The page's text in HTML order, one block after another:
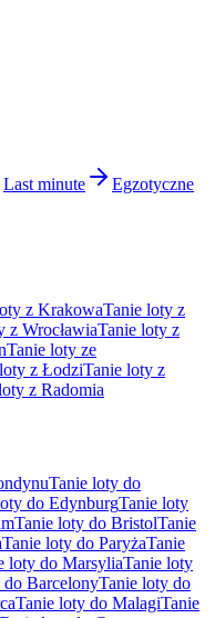
Last minute
Egzotyczne
z KrakowaTanie loty z
z WrocławiaTanie loty z
Tanie loty ze
z ŁodziTanie loty z
z Radomia
Tanie loty do
do EdynburgTanie loty
Tanie loty do BristolTanie
Tanie loty do ParyżaTanie
loty do MarsyliaTanie loty
do BarcelonyTanie loty do
Tanie loty do MalagiTanie